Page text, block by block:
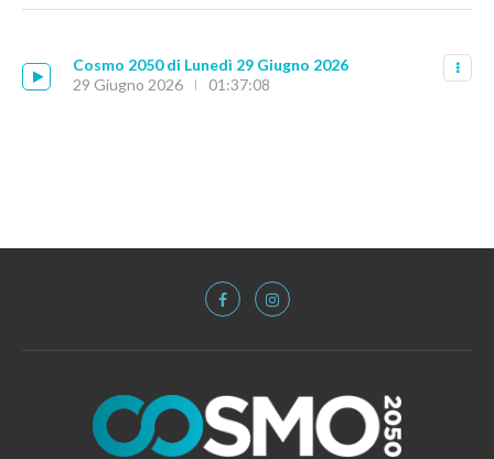
Cosmo 2050 di Lunedì 29 Giugno 2026
29 Giugno 2026
01:37:08